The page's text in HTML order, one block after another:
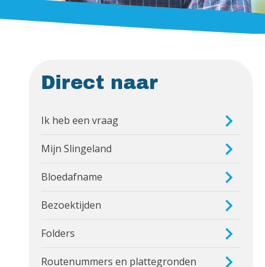
Direct naar
Ik heb een vraag
Mijn Slingeland
Bloedafname
Bezoektijden
Folders
Routenummers en plattegronden